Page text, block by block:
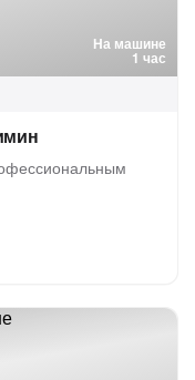
На машине
1 час